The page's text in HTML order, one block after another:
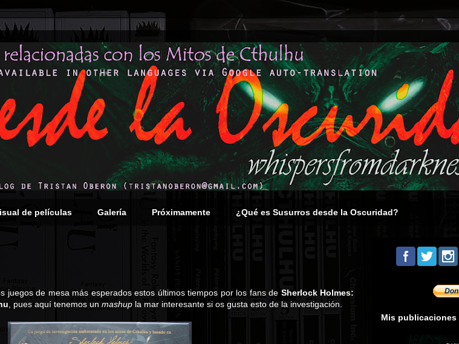
de películas Galería Próximamente ¿Qué es Susurros desde la Oscuridad?
juegos de mesa más esperados estos últimos tiempos por los fans de Sherlock Holmes:
, pues aquí tenemos un mashup la mar interesante si os gusta esto de la investigación.
Mis publicaciones